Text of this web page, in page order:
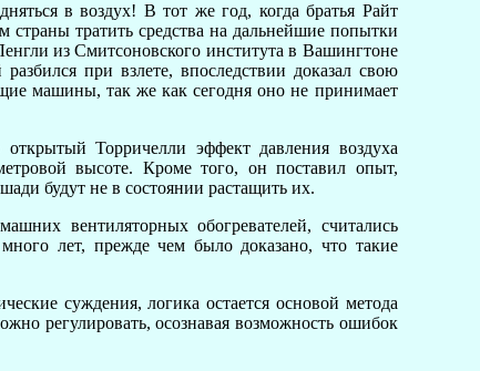
в воздух! В тот же год, когда братья Райт
тратить средства на дальнейшие попытки
из Смитсоновского института в Вашингтоне
при взлете, впоследствии доказал свою
машины, так же как сегодня оно не принимает
Торричелли эффект давления воздуха
высоте. Кроме того, он поставил опыт,
будут не в состоянии растащить их.
вентиляторных обогревателей, считались
лет, прежде чем было доказано, что такие
суждения, логика остается основой метода
регулировать, осознавая возможность ошибок